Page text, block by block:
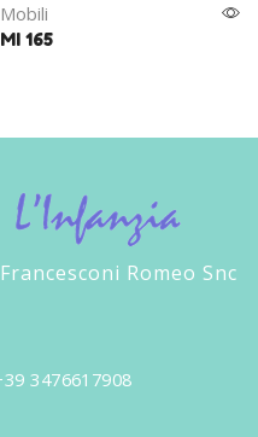
Mobili
MI 165
Romeo Snc
3476617908